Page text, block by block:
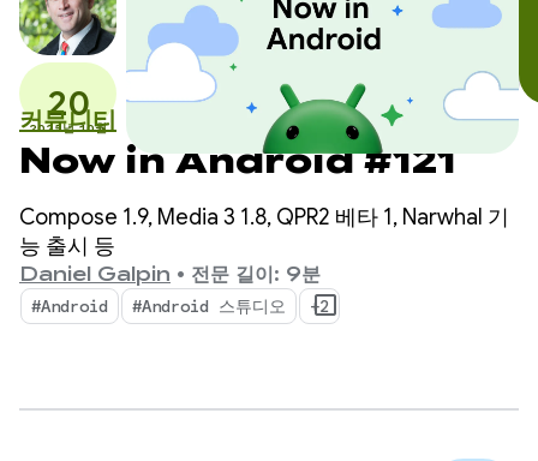
20
2025년 10월
커뮤니티
Now in Android #121
Compose 1.9, Media 3 1.8, QPR2 베타 1, Narwhal 기
능 출시 등
Daniel Galpin • 전문 길이: 9분
#Android #Android 스튜디오 +2